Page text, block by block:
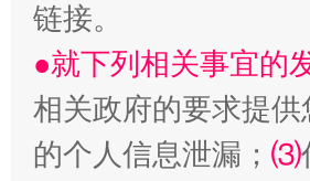
解纷+调解+退费，一次搞定
链接。
●就下列相关事宜的
相关政府的要求提
的个人信息泄漏； ⑶